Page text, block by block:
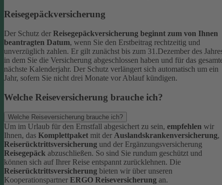
Reisegepäckversicherung
Der Schutz der Reisegepäckversicherung beginnt zum von Ihnen
beantragten Datum, wenn Sie den Erstbeitrag rechtzeitig und
unverzüglich zahlen. Er gilt zunächst bis zum 31.Dezember des
in dem Sie die Versicherung abgeschlossen haben und für das
nächste Kalenderjahr. Der Schutz verlängert sich automatisch um ein
Jahr, sofern Sie nicht drei Monate vor Ablauf kündigen.
Welche Reiseversicherung brauche ich?
Welche Reiseversicherung brauche ich?
Um im Urlaub für den Ernstfall abgesichert zu sein, empfehlen wir
Ihnen, das Komplettpaket mit der Auslandskrankenversicherung,
Reiserücktrittsversicherung und der Ergänzungsversicherung
Reisegepäck abzuschließen. So sind Sie rundum geschützt und
können sich auf Ihrer Reise entspannt zurücklehnen. Die
Reiserücktrittsversicherung bieten wir über unseren
Kooperationspartner ERGO Reiseversicherung an.